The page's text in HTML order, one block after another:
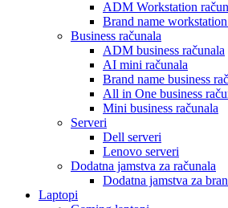
ADM Workstation
Brand name
Business računala
ADM business računala
AI mini računala
Brand name business
All in One business
Mini business računala
Serveri
Dell serveri
Lenovo serveri
Dodatna jamstva za računala
Dodatna jamstva za
Laptopi